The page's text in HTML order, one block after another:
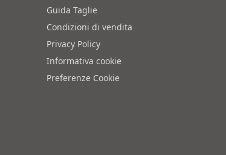
Guida Taglie
Condizioni di vendita
Privacy Policy
Informativa cookie
Preferenze Cookie